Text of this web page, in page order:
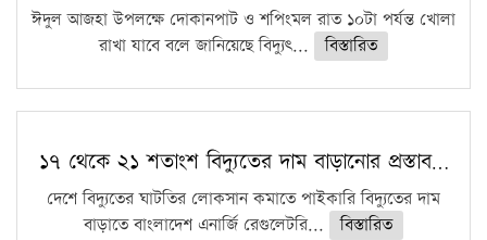
ঈদুল আজহা উপলক্ষে দোকানপাট ও শপিংমল রাত ১০টা পর্যন্ত খোলা
রাখা যাবে বলে জানিয়েছে বিদ্যুৎ...
বিস্তারিত
১৭ থেকে ২১ শতাংশ বিদ্যুতের দাম বাড়ানোর প্রস্তাব…
দেশে বিদ্যুতের ঘাটতির লোকসান কমাতে পাইকারি বিদ্যুতের দাম
বাড়াতে বাংলাদেশ এনার্জি রেগুলেটরি...
বিস্তারিত